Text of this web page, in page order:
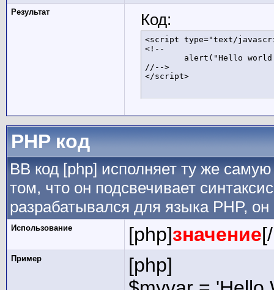
Результат Код:
<script type="text/
<!--
//-->
</script>
PHP код
BB код [php] исполняет ту же
том, что он подсвечивает
разрабатывался для языка PHP,
Использование [php]значение
Пример
[php]